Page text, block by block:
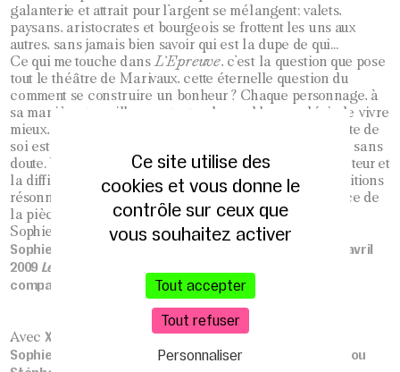
galanterie et attrait pour l’argent se mélangent; valets,
paysans, aristocrates et bourgeois se frottent les uns aux
autres, sans jamais bien savoir qui est la dupe de qui…
Ce qui me touche dans L’Epreuve, c’est la question que pose
tout le théâtre de Marivaux, cette éternelle question du
comment se construire un bonheur ? Chaque personnage, à
sa manière, travaille pour tenter de combler son désir de vivre
mieux, c’est une question éminemment actuelle. La quête de
soi est un vertige, mais le plus beau car le plus abyssal, sans
doute. Un parallèle s’établit alors, entre le travail de l’acteur et
la difficulté d’être des personnages. Les rires des répétitions
résonnent en nous comme l’écho déformé de la violence de
la pièce…
Sophie Lecarpentier
Sophie Lecarpentier a mis en scène au Théâtre 13 en avril
2009 Le jour de l’Italienne
compagnie Eulalie
Avec Xavier Clion, Hélène Francisci, Vanessa Koutseff,
Sophie Lecarpentier, Solveig Maupu, Emmanuel Noblet ou
Ce site utilise des
cookies et vous donne le
contrôle sur ceux que
vous souhaitez activer
Tout accepter
Tout refuser
Personnaliser